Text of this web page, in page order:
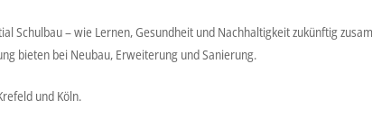
Schulbau – wie Lernen, Gesundheit und Nachhaltigkeit zukünftig
bieten bei Neubau, Erweiterung und Sanierung.
und Köln.